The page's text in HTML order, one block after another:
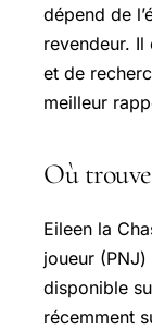
dépend de
revendeur.
et de
meilleur
Où
Eileen la
joueur
disponible
récemment